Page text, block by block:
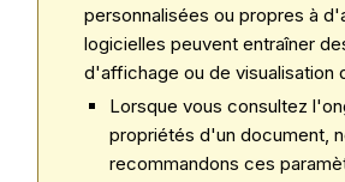
personnalisées ou propres à
logicielles peuvent entraîner
d'affichage ou de visualisation
Lorsque vous consultez
propriétés d'un document,
recommandons ces